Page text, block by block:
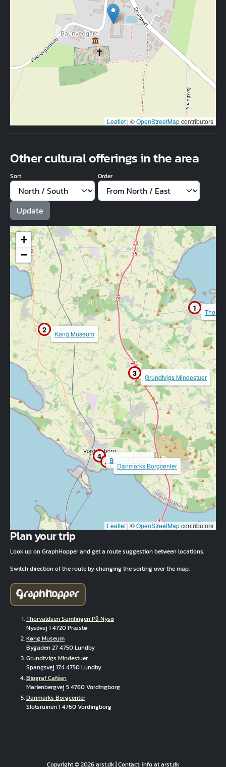
Leaflet | ©OpenStreetMapcontributors
Other cultural offerings in the area
Sort Order
1
2
3
4
5
Køng Museum
Grundtvigs Mindestuer
Biograf Caféen
Danmarks Borgcenter
+
−
Leaflet | ©OpenStreetMapcontributors
Plan your trip
Look up on GraphHopper and get a route suggestion between locations.
Switch direction of the route by changing the sorting over the map.
Thorvaldsen Samlingen På Nysø
Nysøvej 1 4720 Præstø
Køng Museum
Bygaden 27 4750 Lundby
Grundtvigs Mindestuer
Spangsvej 174 4750 Lundby
Biograf Caféen
Marienbergvej 5 4760 Vordingborg
Danmarks Borgcenter
Slotsruinen 1 4760 Vordingborg
Copyright © 2026 arst.dk | Contact: info at arst.dk